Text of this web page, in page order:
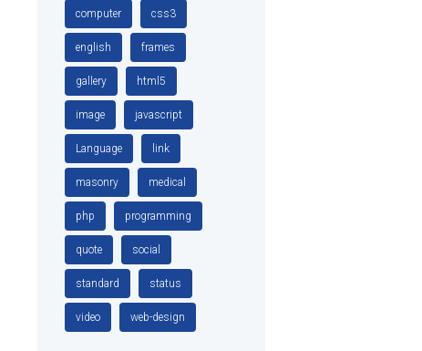
computer css3
english frames
gallery html5
image javascript
Language link
masonry medical
php programming
quote social
standard status
video web-design